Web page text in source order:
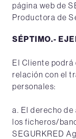
página web de
Productora de
SÉPTIMO.-
El Cliente
relación con el
personales:
a. El derecho
los ficheros/
SEGURKRED